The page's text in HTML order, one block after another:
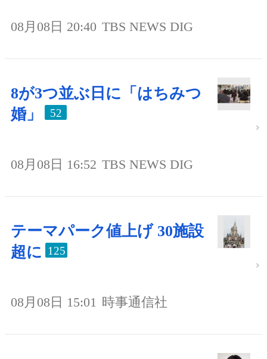
08月08日 20:40 TBS NEWS DIG
8が3つ並ぶ日に「はちみつ
婚」
52
08月08日 16:52 TBS NEWS DIG
テーマパーク値上げ 30施設
超に 125
08月08日 15:01 時事通信社